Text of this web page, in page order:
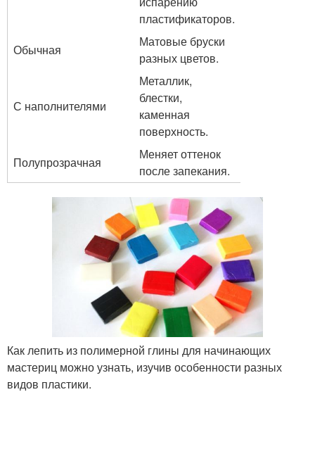
пластификаторов.
Обычная
Матовые бруски
разных цветов.
С наполнителями
Металлик,
блестки,
каменная
поверхность.
Полупрозрачная
Меняет оттенок
после запекания.
Как лепить из полимерной глины для начинающих
мастериц можно узнать, изучив особенности разных
видов пластики.